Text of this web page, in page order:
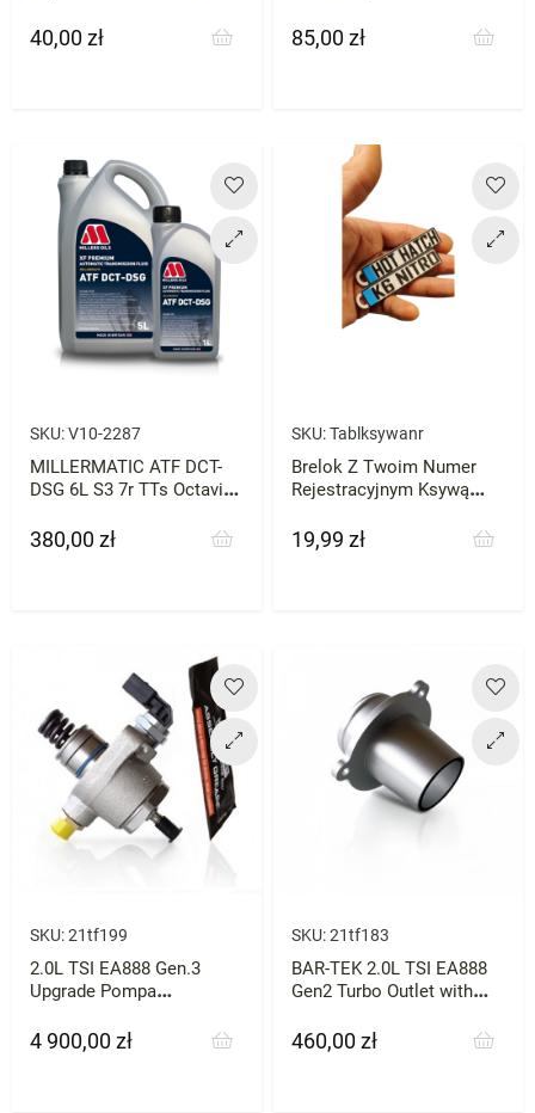
Cena
40,00 zł Cena
85,00 zł
SKU:V10-2287
MILLERMATIC ATF DCT-
DSG 6L S3 7r TTs Octavia
Cena
380,00 zł
SKU:Tablksywanr
Brelok Z Twoim Numer
Rejestracyjnym Ksywą
Cena
19,99 zł
SKU:21tf199
2.0L TSI EA888 Gen.3
Upgrade Pompa
BAR-TEK
Cena
4 900,00 zł
SKU:21tf183
BAR-TEK 2.0L TSI EA888
Gen2 Turbo Outlet with
Cena
460,00 zł